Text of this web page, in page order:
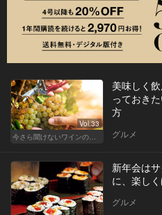
Vol.33
今さら聞けないワインの基礎知識
美味しく
っておき
方
グルメ
新年会は
に、楽し
グルメ